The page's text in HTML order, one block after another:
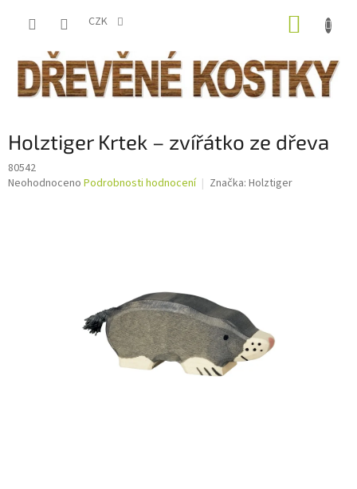
CZK
Holztiger Krtek – zvířátko ze dřeva
80542
Průměrné
Neohodnoceno Podrobnosti hodnocení Značka: Holztiger